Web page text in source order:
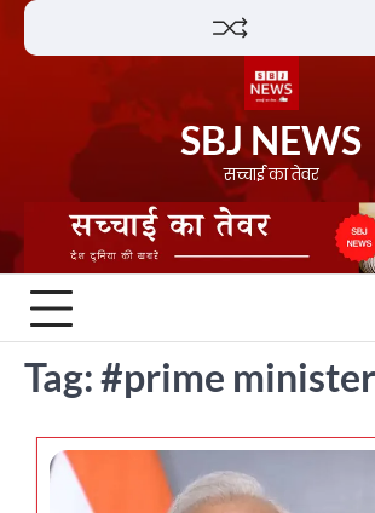
Skip
SBJ NEWS
सच्चाई का तेवर
Tag:#prime minister